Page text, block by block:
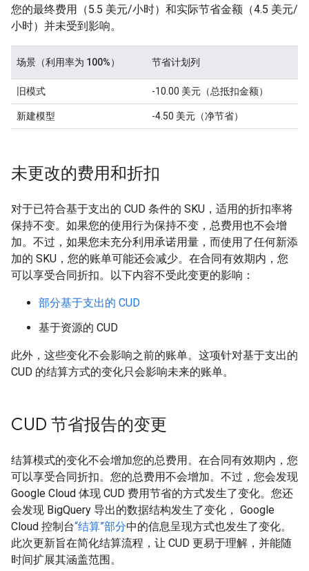
您的最终费用（5.5 美元/小时）和实际节省金额（4.5 美元/
小时）并未受到影响。
场景（利用率为 100%） 节省计划列
旧模式 -10.00 美元（总抵扣金额）
新建模型 -4.50 美元（净节省）
未更改的费用和折扣
对于已符合基于支出的 CUD 条件的 SKU，适用的折扣率将
保持不变。如果您的使用行为保持不变，总费用也不会增
加。不过，如果您未充分利用承诺用量，而使用了任何新添
加的 SKU，您的账单可能还会减少。在合同有效期内，您
可以享受合同折扣。以下内容不受此变更的影响：
部分基于支出的 CUD
基于资源的 CUD
此外，这些变化不会影响之前的账单。这项针对基于支出的
CUD 的结算方式的变化只会影响未来的账单。
CUD 节省报告的变更
结算模式的变化不会增加您的总费用。在合同有效期内，您
可以享受合同折扣。您的总费用不会增加。不过，您会发现
Google Cloud 体现 CUD 费用节省的方式发生了变化。您还
会发现 BigQuery 导出的数据结构发生了变化， Google
Cloud 控制台“结算”部分中的信息呈现方式也发生了变化。
此次更新旨在简化结算流程，让 CUD 更易于理解，并能随
时间扩展其涵盖范围。